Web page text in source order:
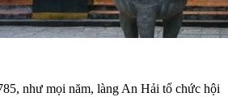
như mọi năm, làng An Hải tổ chức hội